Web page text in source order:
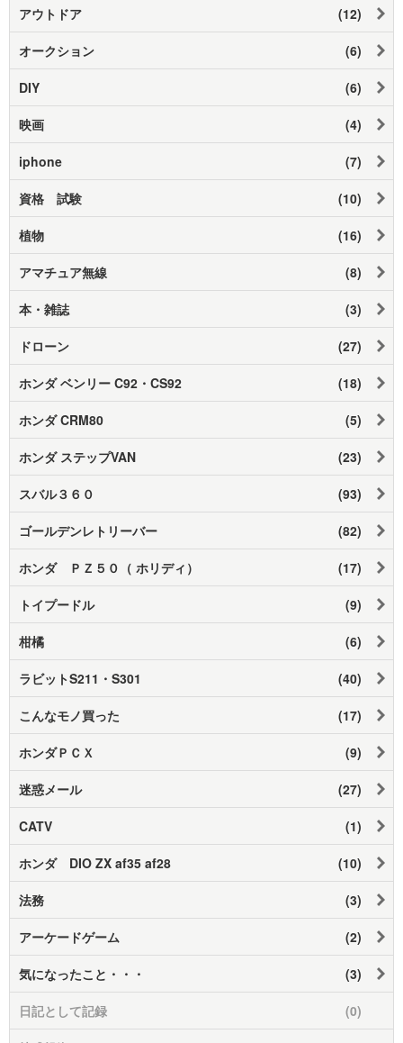
アウトドア (12)
オークション (6)
DIY (6)
映画 (4)
iphone (7)
資格 試験 (10)
植物 (16)
アマチュア無線 (8)
本・雑誌 (3)
ドローン (27)
ホンダ ベンリー C92・CS92 (18)
ホンダ CRM80 (5)
ホンダ ステップVAN (23)
スバル３６０ (93)
ゴールデンレトリーバー (82)
ホンダ ＰＺ５０（ ホリディ） (17)
トイプードル (9)
柑橘 (6)
ラビットS211・S301 (40)
こんなモノ買った (17)
ホンダＰＣＸ (9)
迷惑メール (27)
CATV (1)
ホンダ DIO ZX af35 af28 (10)
法務 (3)
アーケードゲーム (2)
気になったこと・・・ (3)
日記として記録 (0)